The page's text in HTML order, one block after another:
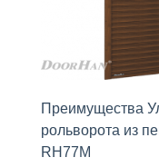
Преимущества
рольворота из
RH77M